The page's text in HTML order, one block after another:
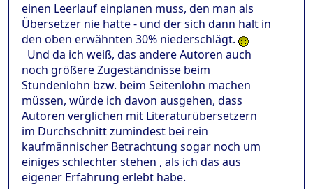
einen Leerlauf einplanen muss, den man als
Übersetzer nie hatte - und der sich dann halt in
den oben erwähnten 30% niederschlägt.
Und da ich weiß, das andere Autoren auch
noch größere Zugeständnisse beim
Stundenlohn bzw. beim Seitenlohn machen
müssen, würde ich davon ausgehen, dass
Autoren verglichen mit Literaturübersetzern
im Durchschnitt zumindest bei rein
kaufmännischer Betrachtung sogar noch um
einiges schlechter stehen , als ich das aus
eigener Erfahrung erlebt habe.